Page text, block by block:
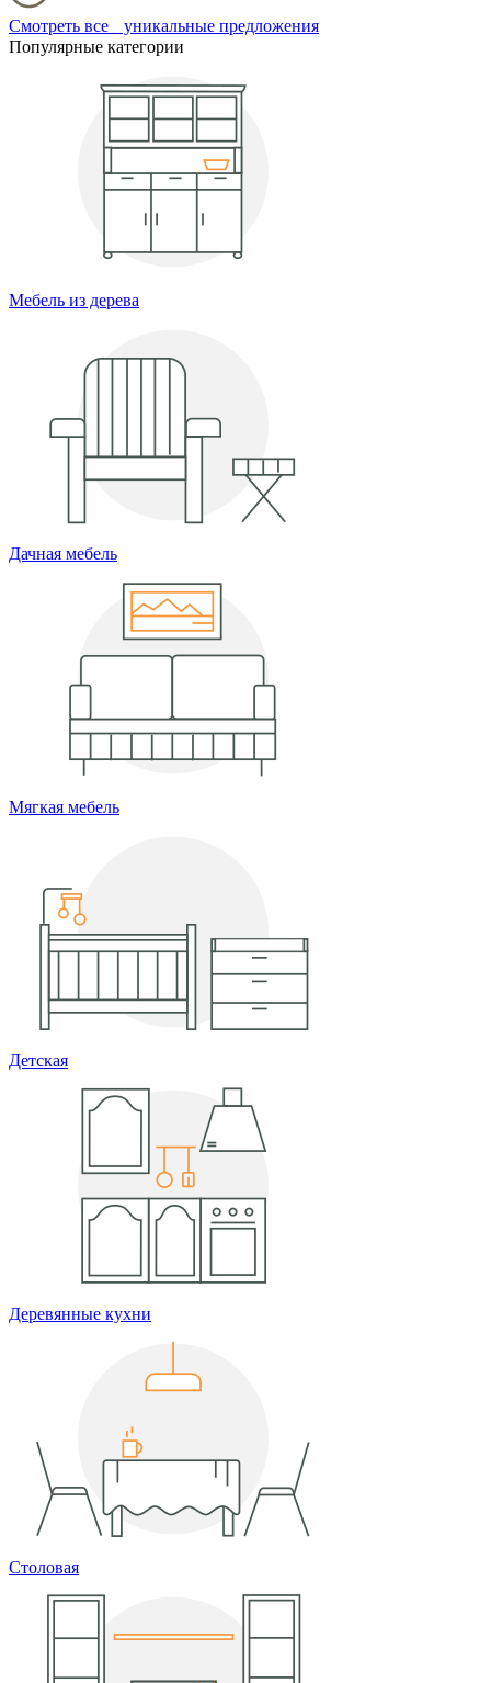
Смотреть все уникальные предложения
Популярные категории
Мебель из дерева
Дачная мебель
Мягкая мебель
Детская
Деревянные кухни
Столовая